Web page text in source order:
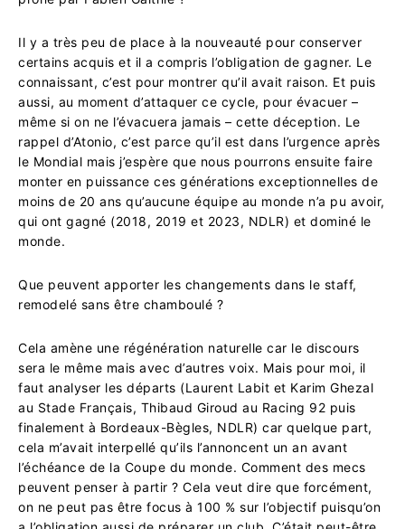
Il y a très peu de place à la nouveauté pour conserver
certains acquis et il a compris l’obligation de gagner. Le
connaissant, c’est pour montrer qu’il avait raison. Et puis
aussi, au moment d’attaquer ce cycle, pour évacuer –
même si on ne l’évacuera jamais – cette déception. Le
rappel d’Atonio, c’est parce qu’il est dans l’urgence après
le Mondial mais j’espère que nous pourrons ensuite faire
monter en puissance ces générations exceptionnelles de
moins de 20 ans qu’aucune équipe au monde n’a pu avoir,
qui ont gagné (2018, 2019 et 2023, NDLR) et dominé le
monde.
Que peuvent apporter les changements dans le staff,
remodelé sans être chamboulé ?
Cela amène une régénération naturelle car le discours
sera le même mais avec d’autres voix. Mais pour moi, il
faut analyser les départs (Laurent Labit et Karim Ghezal
au Stade Français, Thibaud Giroud au Racing 92 puis
finalement à Bordeaux-Bègles, NDLR) car quelque part,
cela m’avait interpellé qu’ils l’annoncent un an avant
l’échéance de la Coupe du monde. Comment des mecs
peuvent penser à partir ? Cela veut dire que forcément,
on ne peut pas être focus à 100 % sur l’objectif puisqu’on